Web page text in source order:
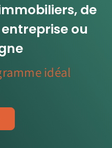
de
ou
idéal